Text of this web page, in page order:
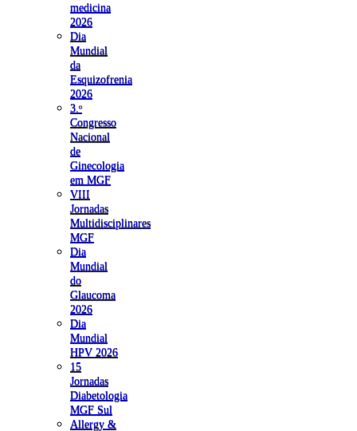
medicina
2026
Dia
Mundial
da
Esquizofrenia
2026
3.ᵒ
Congresso
Nacional
de
Ginecologia
em MGF
VIII
Jornadas
Multidisciplinares
MGF
Dia
Mundial
do
Glaucoma
2026
Dia
Mundial
HPV 2026
15
Jornadas
Diabetologia
MGF Sul
Allergy &